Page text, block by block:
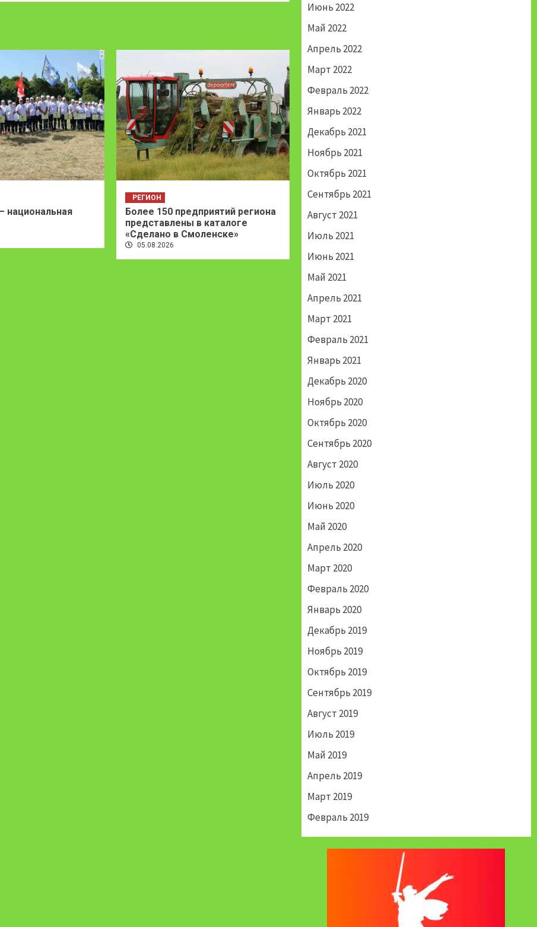
национальная
РЕГИОН
Более 150 предприятий региона
представлены в каталоге
«Сделано в Смоленске»
05.08.2026
Июнь 2022
Май 2022
Апрель 2022
Март 2022
Февраль 2022
Январь 2022
Декабрь 2021
Ноябрь 2021
Октябрь 2021
Сентябрь 2021
Август 2021
Июль 2021
Июнь 2021
Май 2021
Апрель 2021
Март 2021
Февраль 2021
Январь 2021
Декабрь 2020
Ноябрь 2020
Октябрь 2020
Сентябрь 2020
Август 2020
Июль 2020
Июнь 2020
Май 2020
Апрель 2020
Март 2020
Февраль 2020
Январь 2020
Декабрь 2019
Ноябрь 2019
Октябрь 2019
Сентябрь 2019
Август 2019
Июль 2019
Май 2019
Апрель 2019
Март 2019
Февраль 2019